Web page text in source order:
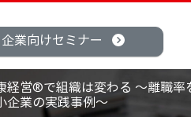
企業向けセミナー
経営®で組織は変わる 〜離職率
企業の実践事例〜